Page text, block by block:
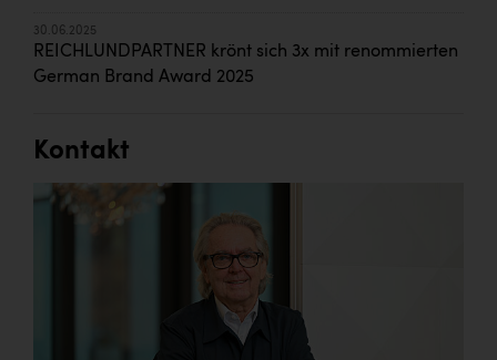
30.06.2025
REICHLUNDPARTNER krönt sich 3x mit renommierten
German Brand Award 2025
Kontakt